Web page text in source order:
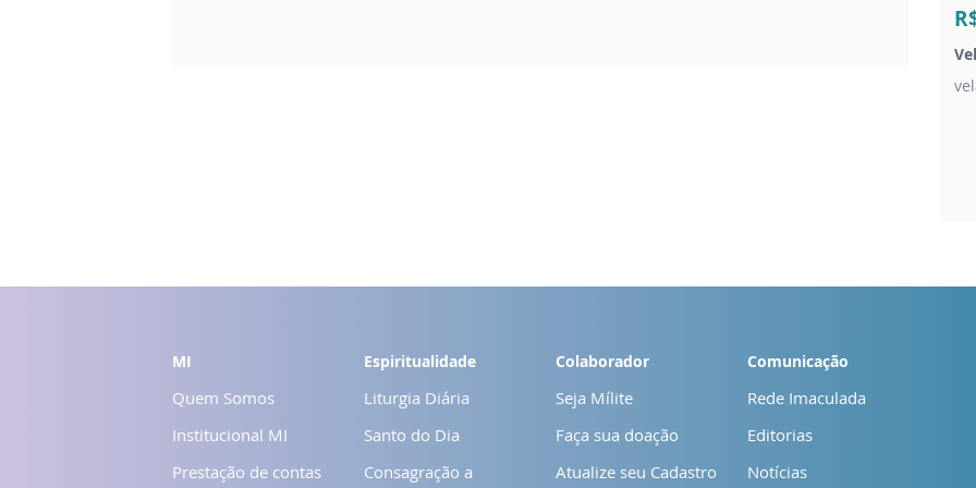
MI
Quem Somos
Institucional MI
Prestação de contas
Espiritualidade
Liturgia Diária
Santo do Dia
Consagração a
Colaborador
Seja Mílite
Faça sua doação
Atualize seu Cadastro
Comunicação
Rede Imaculada
Editorias
Notícias